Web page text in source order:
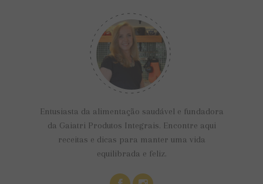
Entusiasta da alimentação saudável e fundadora
da Gaiatri Produtos Integrais. Encontre aqui
receitas e dicas para manter uma vida
equilibrada e feliz.